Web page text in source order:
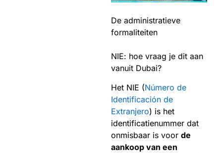
De administratieve
formaliteiten
NIE: hoe vraag je dit aan
vanuit Dubai?
Het NIE (Número de
Identificación de
Extranjero) is het
identificatienummer dat
onmisbaar is voor de
aankoop van een